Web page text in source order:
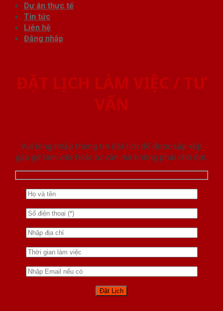
Dự án thực tế
Tin tức
Liên hệ
Đăng nhập
ĐẶT LỊCH LÀM VIỆC / TƯ
VẤN
Vui lòng nhập thông tin đặt lịch để được sắp xếp
gặp gỡ làm việc hoăc tư vấn mà không phải chờ đợi.